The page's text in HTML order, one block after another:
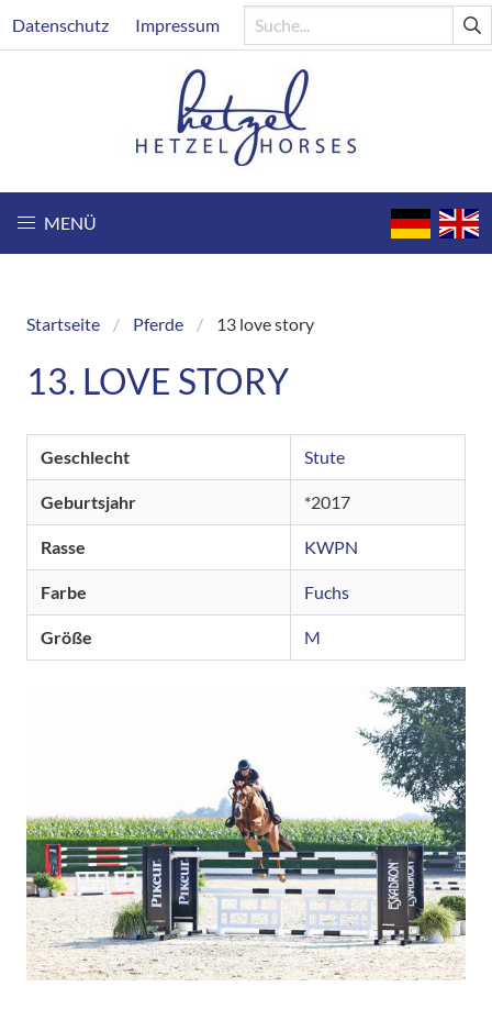
zum
Header
Datenschutz Impressum
MENÜ
Breadcrumb
Startseite Pferde 13 love story
13. LOVE STORY
Geschlecht Stute
Geburtsjahr 2017
Rasse KWPN
Farbe Fuchs
Größe M